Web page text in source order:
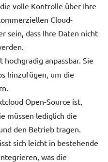
volle Kontrolle über Ihre
Cloud-
sein, dass Ihre Daten nicht
hochgradig anpassbar. Sie
hinzufügen, um die
Open-Source ist,
müssen lediglich die
den Betrieb tragen.
sich leicht in bestehende
was die